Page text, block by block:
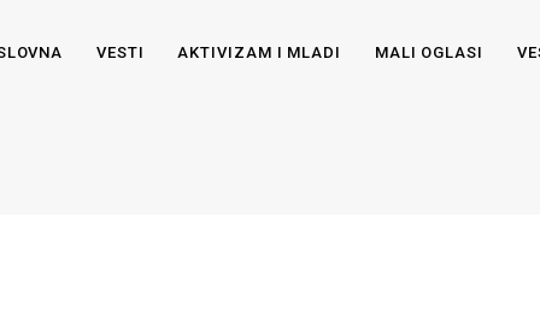
VESTI AKTIVIZAM I MLADI MALI OGLASI